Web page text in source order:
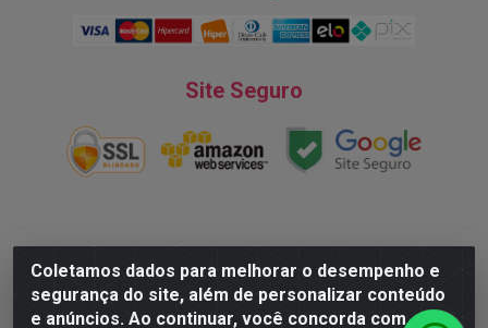
Coletamos dados para melhorar o desempenho e
segurança do site, além de personalizar conteúdo
e anúncios. Ao continuar, você concorda com
Site Seguro
Natureza Comércio de Descartáveis LTDA - Endereço: Av. do
Turismo, 28, Tarumã - CNPJ:08.038.545/0001-07 © 2016
Todos dos direitos reservados.